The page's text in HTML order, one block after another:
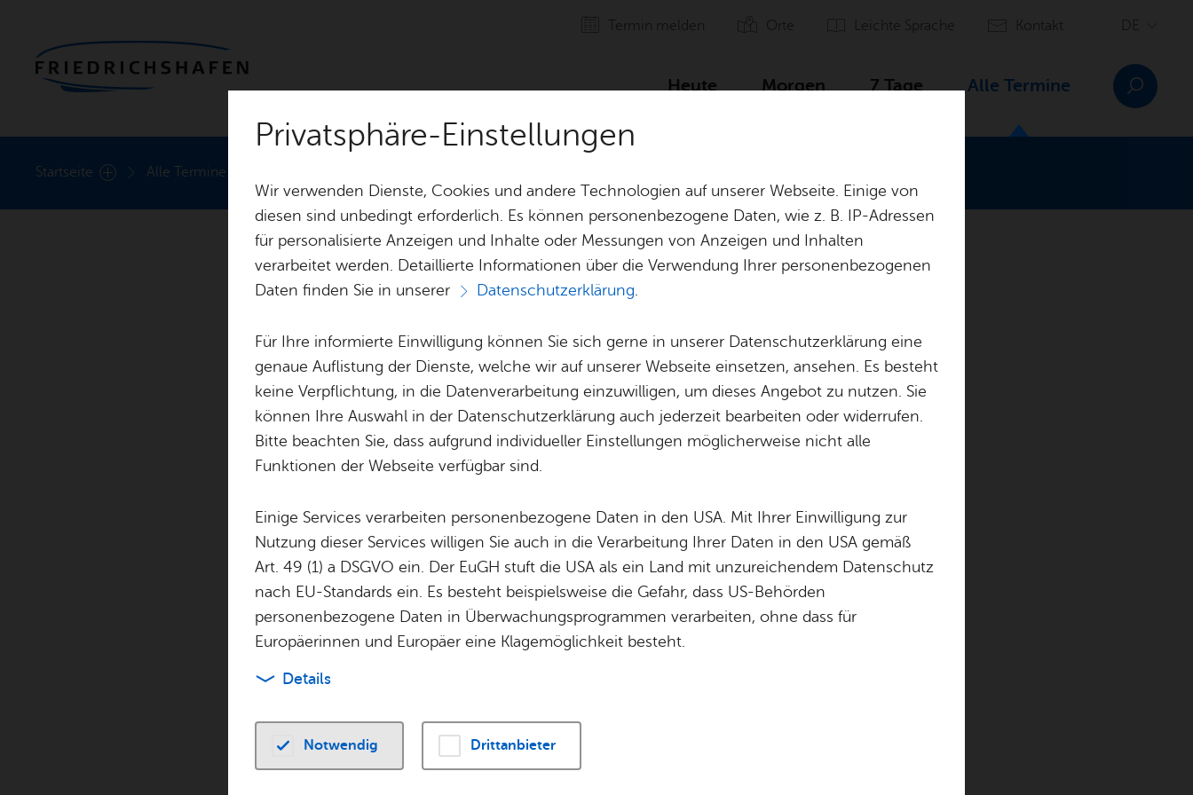
Ter­min mel­den Orte Leich­te Spra­che Kon­takt
Heute Mor­gen 7 Tage Alle Ter­mi­ne
Heute
Start­sei­te Alle Ter­mi­ne
Kunst­ver­ein Fried­richs­ha­fen
Alle Ver­an­stal­tun­gen die­ses Ver­an­stal­ters
03.07.2026
Kunst­ver­ein Fried­richs­ha­fen: TRIG­GER WARNING Alina
Kleyt­man
Buch­horn­platz 6
Tel. +49 7541 21950
info@­‍­kunstverein-fried‍richs­‍­hafen.­‍­de
Privatsphäre-Einstellungen
Wir verwenden Dienste, Cookies und andere Technologien auf unserer Webseite. Einige von
diesen sind unbedingt erforderlich. Es können personenbezogene Daten, wie z. B. IP-Adressen
für personalisierte Anzeigen und Inhalte oder Messungen von Anzeigen und Inhalten
verarbeitet werden. Detaillierte Informationen über die Verwendung Ihrer personenbezogenen
Daten finden Sie in unserer
Datenschutzerklärung.
Für Ihre informierte Einwilligung können Sie sich gerne in unserer Datenschutzerklärung eine
genaue Auflistung der Dienste, welche wir auf unserer Webseite einsetzen, ansehen. Es besteht
keine Verpflichtung, in die Datenverarbeitung einzuwilligen, um dieses Angebot zu nutzen. Sie
können Ihre Auswahl in der Datenschutzerklärung auch jederzeit bearbeiten oder widerrufen.
Bitte beachten Sie, dass aufgrund individueller Einstellungen möglicherweise nicht alle
Funktionen der Webseite verfügbar sind.
Einige Services verarbeiten personenbezogene Daten in den USA. Mit Ihrer Einwilligung zur
Nutzung dieser Services willigen Sie auch in die Verarbeitung Ihrer Daten in den USA gemäß
Art. 49 (1) a DSGVO ein. Der EuGH stuft die USA als ein Land mit unzureichendem Datenschutz
nach EU-Standards ein. Es besteht beispielsweise die Gefahr, dass US-Behörden
personenbezogene Daten in Überwachungsprogrammen verarbeiten, ohne dass für
Europäerinnen und Europäer eine Klagemöglichkeit besteht.
Details
Notwendig Drittanbieter